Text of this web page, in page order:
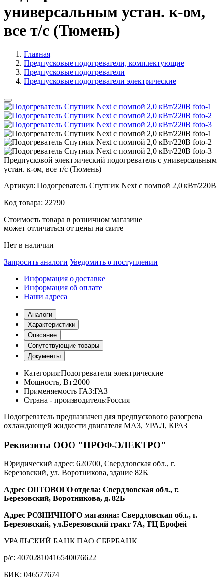
универсальным устан. к-ом,
все т/с (Тюмень)
Главная
Предпусковые подогреватели, комплектующие
Предпусковые подогреватели
Предпусковые подогреватели электрические
Предпусковой электрический подогреватель с универсальным
устан. к-ом, все т/с (Тюмень)
Артикул: Подогреватель Спутник Next с помпой 2,0 кВт/220В
Код товара: 22790
Стоимость товара в розничном магазине
может отличаться от цены на сайте
Нет в наличии
Запросить аналоги Уведомить о поступлении
Информация о доставке
Информация об оплате
Наши адреса
Аналоги
Характеристики
Описание
Сопутствующие товары
Документы
Категория:Подогреватели электрические
Мощность, Вт:2000
Применяемость ГАЗ:ГАЗ
Страна - производитель:Россия
Подогреватель предназначен для предпускового разогрева
охлаждающей жидкости двигателя МАЗ, УРАЛ, КРАЗ
Реквизиты ООО "ПРОФ-ЭЛЕКТРО"
Юридический адрес: 620700, Свердловская обл., г.
Березовский, ул. Воротникова, здание 82Б.
Адрес ОПТОВОГО отдела: Свердловская обл., г.
Березовский, Воротникова, д. 82Б
Адрес РОЗНИЧНОГО магазина: Свердловская обл., г.
Березовский, ул.Березовский тракт 7А, ТЦ Ерофей
УРАЛЬСКИЙ БАНК ПАО СБЕРБАНК
р/c: 40702810416540076622
БИК: 046577674